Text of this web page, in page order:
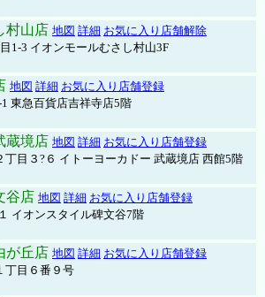
村山店 地図 詳細 お気に入り店舗解除
1-3 イオンモールむさし村山3F
地図 詳細 お気に入り店舗登録
東急百貨店吉祥寺店5階
蔵境店 地図 詳細 お気に入り店舗登録
目３?６ イトーヨーカドー 武蔵境店 西館5階
谷店 地図 詳細 お気に入り店舗登録
イオンスタイル碑文谷7階
が丘店 地図 詳細 お気に入り店舗登録
丁目６番９号